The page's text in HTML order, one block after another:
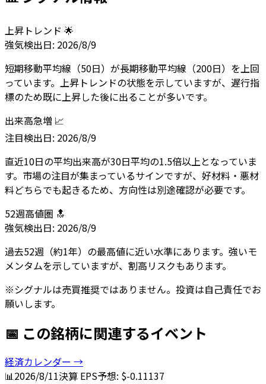
上昇トレンド 🌟
強気検出日: 2026/8/9
短期移動平均線（50日）が長期移動平均線（200日）を上回
っています。上昇トレンドの状態を示していますが、遅行指
標のため既に上昇した後に出ることが多いです。
出来高急増 📈
注目検出日: 2026/8/9
直近10日の平均出来高が30日平均の1.5倍以上となっていま
す。市場の注目が集まっているサインですが、好材料・悪材
料どちらでも起きるため、方向性は別途確認が必要です。
52週高値圏 🔝
強気検出日: 2026/8/9
過去52週（約1年）の最高値に近い水準にあります。強いモ
メンタムを示していますが、割高リスクもあります。
※シグナルは売買推奨ではありません。投資は自己責任でお
願いします。
📅 この銘柄に関連するイベント
経済カレンダー →
📊2026/8/11決算 EPS予想: $-0.11137